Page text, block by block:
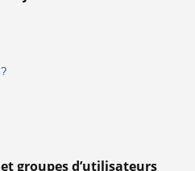
groupes d’utilisateurs